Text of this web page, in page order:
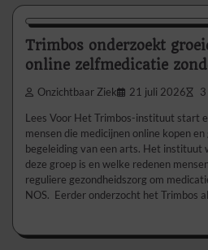
Nieuws/Informatie
Trimbos onderzoekt
online zelfmedicatie
Onzichtbaar Ziek 21 juli 2026
Lees Voor Het Trimbos-instituut start
mensen die medicijnen online kopen
begeleiding van een arts. Het instituut
deze groep is en welke redenen
reguliere gezondheidszorg om
NOS. Eerder onderzocht het Trimbos